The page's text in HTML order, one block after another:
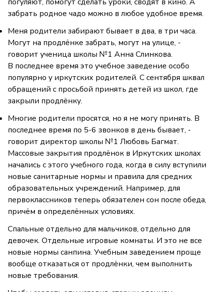
забрать родное чадо можно в любое удобное время.
Меня родители забирают бывает в два, в три часа.
Могут на продлёнке забрать, могут на улице, -
говорит ученица школы №1 Анна Слинкова.
В последнее время это учебное заведение особо
популярно у иркутских родителей. С сентября шквал
обращений с просьбой принять детей из школ, где
закрыли продлёнку.
Многие родители просятся, но я не могу принять. В
последнее время по 5-6 звонков в день бывает, -
говорит директор школы №1 Любовь Багмат.
Массовые закрытия продлёнок в Иркутских школах
начались с этого учебного года, когда в силу вступили
новые санитарные нормы и правила для средних
образовательных учреждений. Например, для
первоклассников теперь обязателен сон после обеда,
причём в определённых условиях.
Спальные отдельно для мальчиков, отдельно для
девочек. Отдельные игровые комнаты. И это не все
новые нормы санпина. Учебным заведением проще
вообще отказаться от продлёнки, чем выполнить
новые требования.